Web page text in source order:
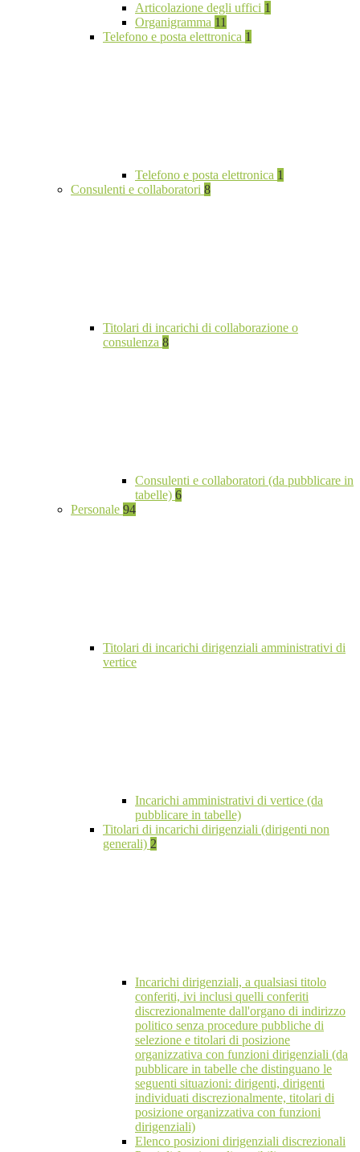
Articolazione degli uffici 1
Organigramma 11
Telefono e posta elettronica 1
Telefono e posta elettronica 1
Consulenti e collaboratori 8
Titolari di incarichi di collaborazione o
consulenza 8
Consulenti e collaboratori (da pubblicare in
tabelle) 6
Personale 94
Titolari di incarichi dirigenziali amministrativi di
vertice
Incarichi amministrativi di vertice (da
pubblicare in tabelle)
Titolari di incarichi dirigenziali (dirigenti non
generali) 2
Incarichi dirigenziali, a qualsiasi titolo
conferiti, ivi inclusi quelli conferiti
discrezionalmente dall'organo di indirizzo
politico senza procedure pubbliche di
selezione e titolari di posizione
organizzativa con funzioni dirigenziali (da
pubblicare in tabelle che distinguano le
seguenti situazioni: dirigenti, dirigenti
individuati discrezionalmente, titolari di
posizione organizzativa con funzioni
dirigenziali)
Elenco posizioni dirigenziali discrezionali